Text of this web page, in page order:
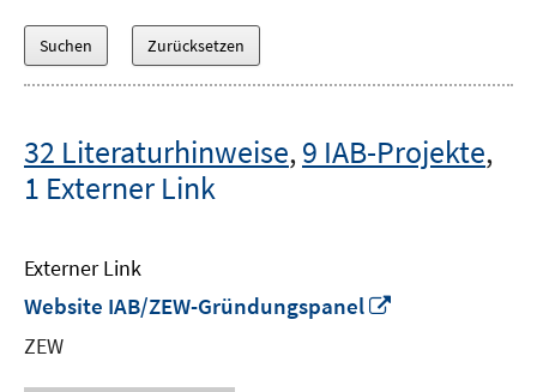
32 Literaturhinweise,9 IAB-Projekte,
1 Externer Link
Externer Link
Website IAB/ZEW-Gründungspanel
ZEW